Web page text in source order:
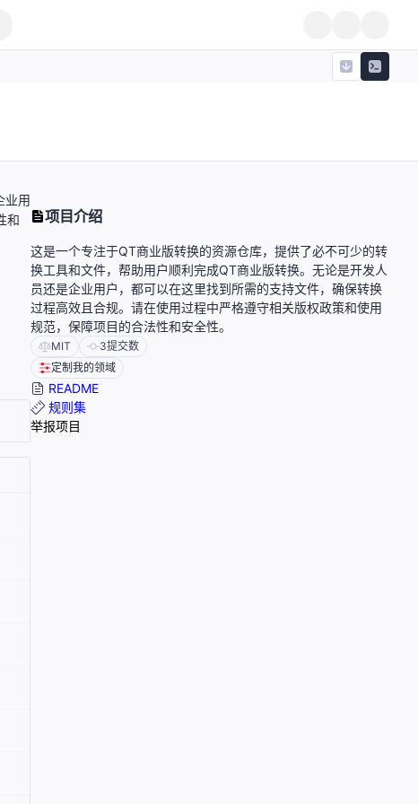
业用
和
项目介绍
这是一个专注于QT商业版转换的资源仓库，提供了必不可少的转
换工具和文件，帮助用户顺利完成QT商业版转换。无论是开发人
员还是企业用户，都可以在这里找到所需的支持文件，确保转换
过程高效且合规。请在使用过程中严格遵守相关版权政策和使用
规范，保障项目的合法性和安全性。
MIT 3提交数
定制我的领域
README
规则集
举报项目